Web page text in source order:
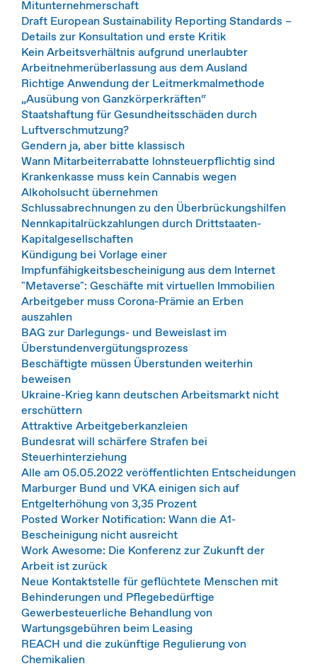
Mitunternehmerschaft
Draft European Sustainability Reporting Standards –
Details zur Konsultation und erste Kritik
Kein Arbeitsverhältnis aufgrund unerlaubter
Arbeitnehmerüberlassung aus dem Ausland
Richtige Anwendung der Leitmerkmalmethode
„Ausübung von Ganzkörperkräften“
Staatshaftung für Gesundheitsschäden durch
Luftverschmutzung?
Gendern ja, aber bitte klassisch
Wann Mitarbeiterrabatte lohnsteuerpflichtig sind
Krankenkasse muss kein Cannabis wegen
Alkoholsucht übernehmen
Schlussabrechnungen zu den Überbrückungshilfen
Nennkapitalrückzahlungen durch Drittstaaten-
Kapitalgesellschaften
Kündigung bei Vorlage einer
Impfunfähigkeitsbescheinigung aus dem Internet
"Metaverse": Geschäfte mit virtuellen Immobilien
Arbeitgeber muss Corona-Prämie an Erben
auszahlen
BAG zur Darlegungs- und Beweislast im
Überstundenvergütungsprozess
Beschäftigte müssen Überstunden weiterhin
beweisen
Ukraine-Krieg kann deutschen Arbeitsmarkt nicht
erschüttern
Attraktive Arbeitgeberkanzleien
Bundesrat will schärfere Strafen bei
Steuerhinterziehung
Alle am 05.05.2022 veröffentlichten Entscheidungen
Marburger Bund und VKA einigen sich auf
Entgelterhöhung von 3,35 Prozent
Posted Worker Notification: Wann die A1-
Bescheinigung nicht ausreicht
Work Awesome: Die Konferenz zur Zukunft der
Arbeit ist zurück
Neue Kontaktstelle für geflüchtete Menschen mit
Behinderungen und Pflegebedürftige
Gewerbesteuerliche Behandlung von
Wartungsgebühren beim Leasing
REACH und die zukünftige Regulierung von
Chemikalien